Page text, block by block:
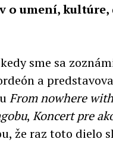
o umení,
sme sa
a
From nowhere
, Koncert pre
že raz toto dielo